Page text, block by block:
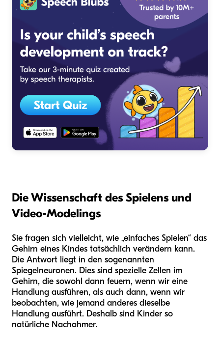
Die Wissenschaft des Spielens und
Video-Modelings
Sie fragen sich vielleicht, wie „einfaches Spielen“ das
Gehirn eines Kindes tatsächlich verändern kann.
Die Antwort liegt in den sogenannten
Spiegelneuronen. Dies sind spezielle Zellen im
Gehirn, die sowohl dann feuern, wenn wir eine
Handlung ausführen, als auch dann, wenn wir
beobachten, wie jemand anderes dieselbe
Handlung ausführt. Deshalb sind Kinder so
natürliche Nachahmer.